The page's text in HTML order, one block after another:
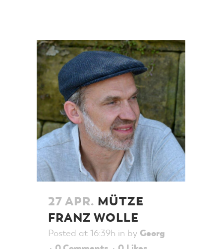
27 APR. MÜTZE
FRANZ WOLLE
Posted at 16:39h in by Georg